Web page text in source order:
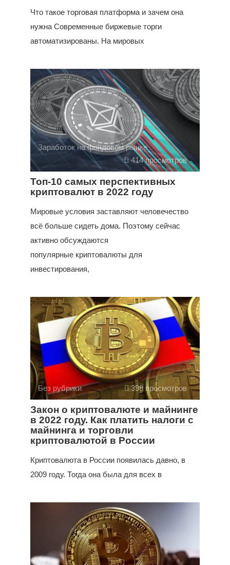
Что такое торговая платформа и зачем она
нужна Современные биржевые торги
автоматизированы. На мировых
Заработок на фондовом рынке
414 просмотров
Топ-10 самых перспективных
криптовалют в 2022 году
Мировые условия заставляют человечество
всё больше сидеть дома. Поэтому сейчас
активно обсуждаются
популярные криптовалюты для
инвестирования,
Без рубрики 398 просмотров
Закон о криптовалюте и майнинге
в 2022 году. Как платить налоги с
майнинга и торговли
криптовалютой в России
Криптовалюта в России появилась давно, в
2009 году. Тогда она была для всех в